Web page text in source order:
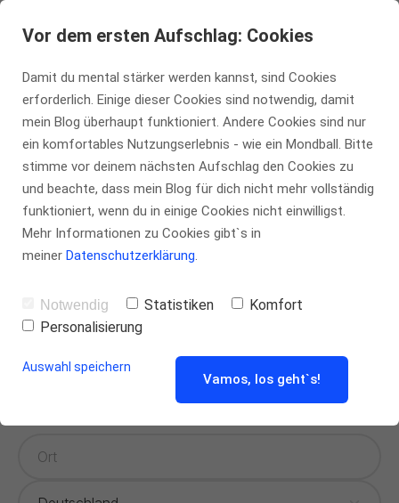
tennis-insider.de
Kontakt
Privatperson Unternehmen
Warenkorb 39,00 €
Vor dem ersten Aufschlag: Cookies
Damit du mental stärker werden kannst, sind Cookies
erforderlich. Einige dieser Cookies sind notwendig, damit
mein Blog überhaupt funktioniert. Andere Cookies sind nur
ein komfortables Nutzungserlebnis - wie ein Mondball. Bitte
stimme vor deinem nächsten Aufschlag den Cookies zu
und beachte, dass mein Blog für dich nicht mehr vollständig
funktioniert, wenn du in einige Cookies nicht einwilligst.
Mehr Informationen zu Cookies gibt`s in
meiner Datenschutzerklärung.
Notwendig Statistiken
Komfort
Personalisierung
Auswahl speichern
Vamos, los geht`s!